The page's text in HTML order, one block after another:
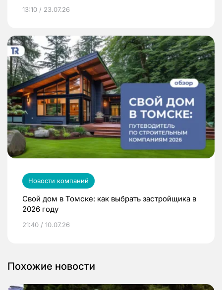
13:10 / 23.07.26
Новости компаний
Свой дом в Томске: как выбрать застройщика в
2026 году
21:40 / 10.07.26
Похожие новости